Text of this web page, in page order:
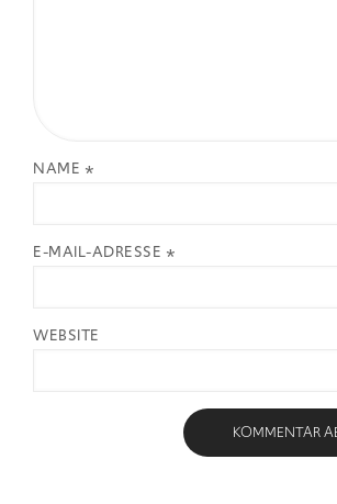
NAME *
E-MAIL-ADRESSE *
WEBSITE